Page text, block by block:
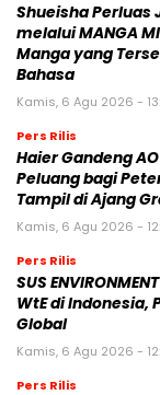
Shueisha Perluas
melalui MANGA
Manga yang
Bahasa
Kamis, 6 Agu 2026 -
Pers Rilis
Haier Gandeng
Peluang bagi
Tampil di Ajang
Kamis, 6 Agu 2026 -
Pers Rilis
SUS
WtE di Indonesia,
Global
Kamis, 6 Agu 2026 -
Pers Rilis